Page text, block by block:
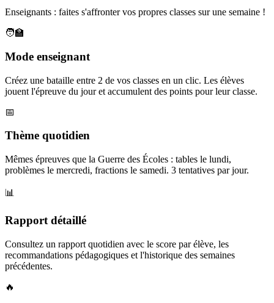
Enseignants : faites s'affronter vos propres classes sur une semaine !
🧑‍🏫
Mode enseignant
Créez une bataille entre 2 de vos classes en un clic. Les élèves
jouent l'épreuve du jour et accumulent des points pour leur classe.
📅
Thème quotidien
Mêmes épreuves que la Guerre des Écoles : tables le lundi,
problèmes le mercredi, fractions le samedi. 3 tentatives par jour.
📊
Rapport détaillé
Consultez un rapport quotidien avec le score par élève, les
recommandations pédagogiques et l'historique des semaines
précédentes.
🔥